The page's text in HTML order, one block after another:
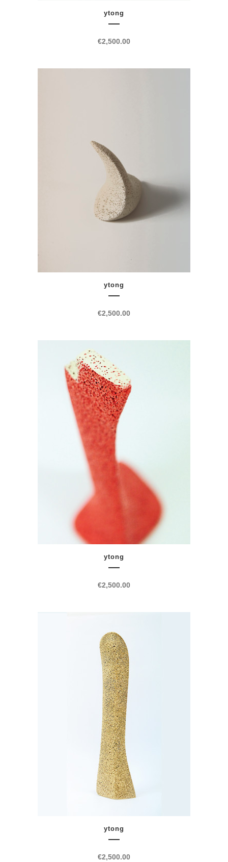
ytong
€2,500.00
ytong
€2,500.00
ytong
€2,500.00
ytong
€2,500.00